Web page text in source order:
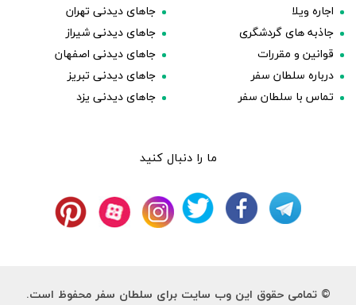
اجاره ویلا
جاذبه های گردشگری
قوانین و مقررات
درباره سلطان سفر
تماس با سلطان سفر
جاهای دیدنی تهران
جاهای دیدنی شیراز
جاهای دیدنی اصفهان
جاهای دیدنی تبریز
جاهای دیدنی یزد
ما را دنبال کنید
© تمامی حقوق این وب سایت برای سلطان سفر محفوظ است.